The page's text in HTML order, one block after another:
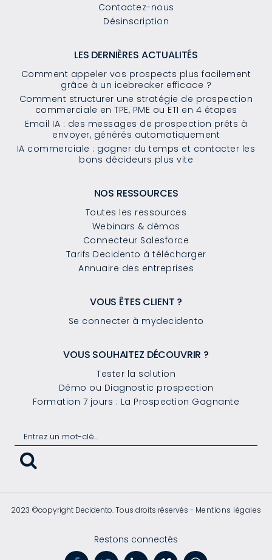
Contactez-nous
Désinscription
LES DERNIÈRES ACTUALITÉS
Comment appeler vos prospects plus facilement
grâce à un icebreaker efficace ?
Comment structurer une stratégie de prospection
commerciale en TPE, PME ou ETI en 4 étapes
Email IA : des messages de prospection prêts à
envoyer, générés automatiquement
IA commerciale : gagner du temps et contacter les
bons décideurs plus vite
NOS RESSOURCES
Toutes les ressources
Webinars & démos
Connecteur Salesforce
Tarifs Decidento à télécharger
Annuaire des entreprises
VOUS ÊTES CLIENT ?
Se connecter à mydecidento
VOUS SOUHAITEZ DÉCOUVRIR ?
Tester la solution
Démo ou Diagnostic prospection
Formation 7 jours : La Prospection Gagnante
2023 ©copyright Decidento. Tous droits réservés - Mentions légales
Restons connectés